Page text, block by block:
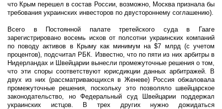
что Крым перешел в состав России, возможно, Москва признала бы
требования украинских инвесторов по двустороннему соглашению).
Всего в Постоянной палате третейского суда в Гааге
зарегистрировано восемь исков от полсотни украинских компаний
по поводу активов в Крыму как минимум на $7 млрд (с учетом
процентов), подсчитал РБК. Известно, что по пяти из них арбитры в
Нидерландах и Швейцарии вынесли промежуточные решения о том,
что эти споры соответствуют юрисдикции данных арбитражей. В
двух из них (рассматривающихся в Женеве) Россия обжаловала
промежуточные решения, поскольку это позволяло швейцарское
законодательство, но Федеральный суд Швейцарии поддержал
украинских истцов. В трех других нужно дожидаться